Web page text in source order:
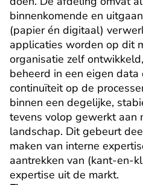
binnenkomende en
(papier én digitaal)
applicaties worden op dit
organisatie zelf
beheerd in een eigen data
continuïteit op de
binnen een degelijke,
tevens volop gewerkt aan
landschap. Dit gebeurt
maken van interne
aantrekken van (kant-en-
expertise uit de markt.